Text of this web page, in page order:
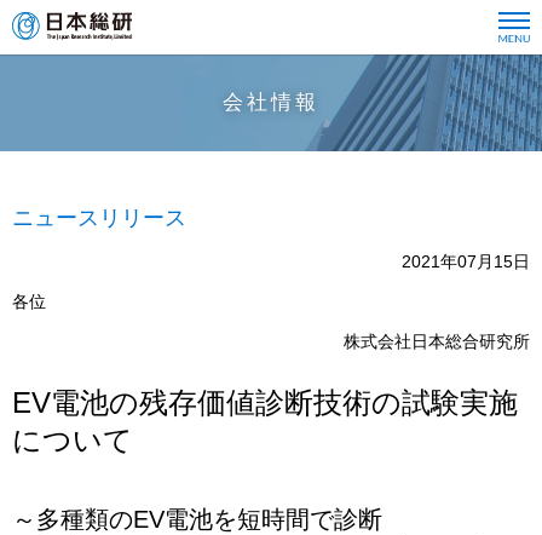
会社情報
ニュースリリース
2021年07月15日
各位
株式会社日本総合研究所
EV電池の残存価値診断技術の試験実施
について
～多種類のEV電池を短時間で診断